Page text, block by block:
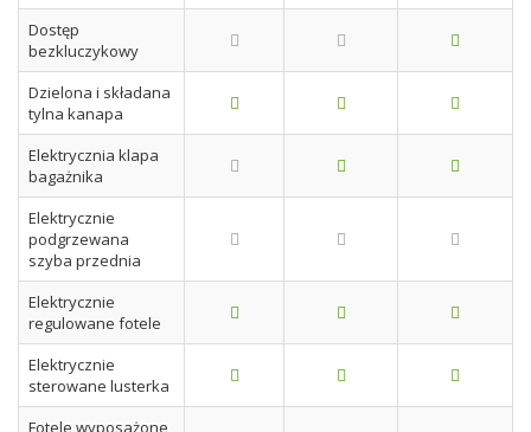
Dostęp
bezkluczykowy
Dzielona i składana
tylna kanapa
Elektrycznia klapa
bagażnika
Elektrycznie
podgrzewana
szyba przednia
Elektrycznie
regulowane fotele
Elektrycznie
sterowane lusterka
Fotele wyposażone